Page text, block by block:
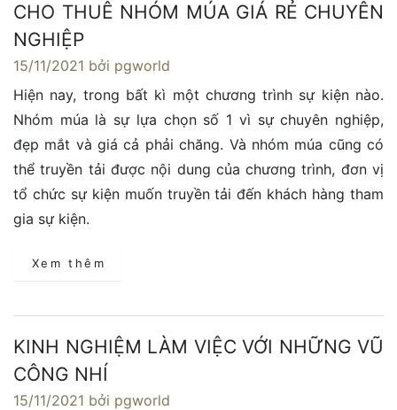
CHO THUÊ NHÓM MÚA GIÁ RẺ CHUYÊN
NGHIỆP
15/11/2021 bởi pgworld
Hiện nay, trong bất kì một chương trình sự kiện nào.
Nhóm múa là sự lựa chọn số 1 vì sự chuyên nghiệp,
đẹp mắt và giá cả phải chăng. Và nhóm múa cũng có
thể truyền tải được nội dung của chương trình, đơn vị
tổ chức sự kiện muốn truyền tải đến khách hàng tham
gia sự kiện.
Xem thêm
KINH NGHIỆM LÀM VIỆC VỚI NHỮNG VŨ
CÔNG NHÍ
15/11/2021 bởi pgworld